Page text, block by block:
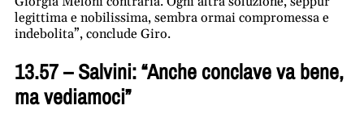
legittima e nobilissima, sembra ormai compromessa e
indebolita”, conclude Giro.
13.57 – Salvini: “Anche conclave va bene,
ma vediamoci”